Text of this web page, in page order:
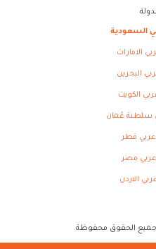
السعودية
الامارات
البحرين
الكويت
سلطنة عُمان
قطر
مصر
الاردن